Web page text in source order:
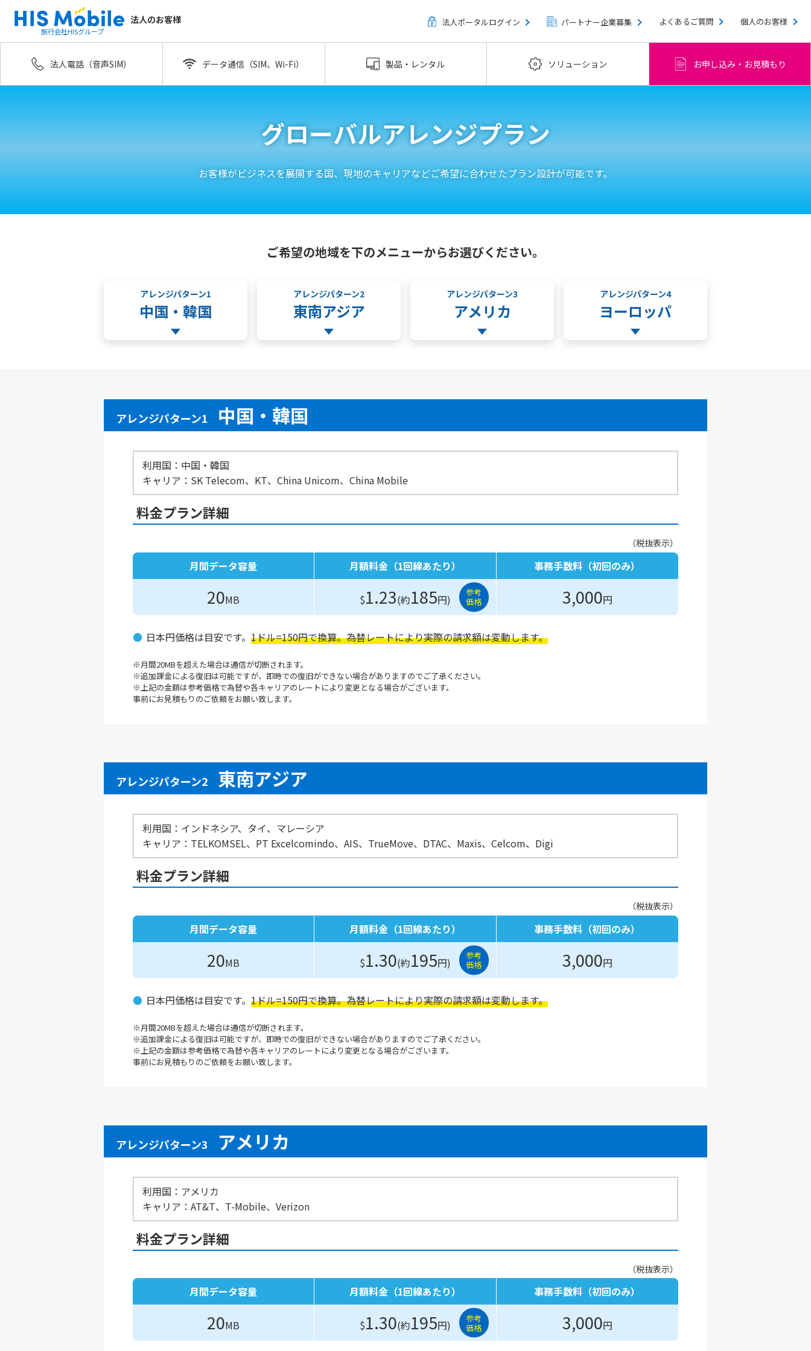
旅行会社HISグループ
法人のお客様 法人ポータルログイン パートナー企業募集 よくあるご質問 個人のお客様
法人電話（音声SIM） データ通信（SIM、Wi-Fi） 製品・レンタル ソリューション お申し込み・お見積もり
グローバルアレンジプラン
お客様がビジネスを展開する国、現地のキャリアなどご希望に合わせたプラン設計が可能です。
ご希望の地域を下のメニューからお選びください。
アレンジパターン1
中国・韓国
アレンジパターン2
東南アジア
アレンジパターン3
アメリカ
アレンジパターン4
ヨーロッパ
アレンジパターン1 中国・韓国
利用国：中国・韓国
キャリア：SK Telecom、KT、China Unicom、China Mobile
料金プラン詳細
（税抜表示）
月間データ容量 月額料金（1回線あたり） 事務手数料（初回のみ）
20MB $1.23(約185円)
参考
価格
3,000円
日本円価格は目安です。 1ドル=150円で換算。為替レートにより実際の請求額は変動します。
月間20MBを超えた場合は通信が切断されます。
追加課金による復旧は可能ですが、即時での復旧ができない場合がありますのでご了承ください。
上記の金額は参考価格で為替や各キャリアのレートにより変更となる場合がございます。
事前にお見積もりのご依頼をお願い致します。
アレンジパターン2 東南アジア
利用国：インドネシア、タイ、マレーシア
キャリア：TELKOMSEL、PT Excelcomindo、AIS、TrueMove、DTAC、Maxis、Celcom、Digi
料金プラン詳細
（税抜表示）
月間データ容量 月額料金（1回線あたり） 事務手数料（初回のみ）
20MB $1.30(約195円)
参考
価格
3,000円
日本円価格は目安です。 1ドル=150円で換算。為替レートにより実際の請求額は変動します。
月間20MBを超えた場合は通信が切断されます。
追加課金による復旧は可能ですが、即時での復旧ができない場合がありますのでご了承ください。
上記の金額は参考価格で為替や各キャリアのレートにより変更となる場合がございます。
事前にお見積もりのご依頼をお願い致します。
アレンジパターン3 アメリカ
利用国：アメリカ
キャリア：AT&T、T-Mobile、Verizon
料金プラン詳細
（税抜表示）
月間データ容量 月額料金（1回線あたり） 事務手数料（初回のみ）
20MB $1.30(約195円)
参考
価格
3,000円